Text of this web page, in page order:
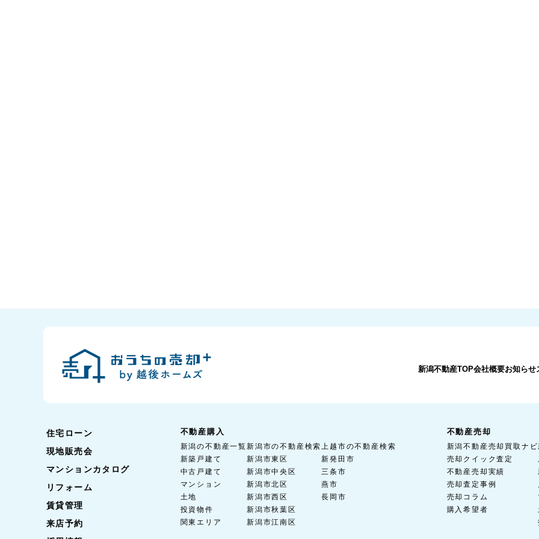
新潟不動産TOP会社概要お知らせ
住宅ローン
現地販売会
マンションカタログ
リフォーム
賃貸管理
来店予約
不動産購入
新潟の不動産一覧
新築戸建て
中古戸建て
マンション
土地
投資物件
関東エリア
新潟市の不動産検索
新潟市東区
新潟市中央区
新潟市北区
新潟市西区
新潟市秋葉区
新潟市江南区
上越市の不動産検索
新発田市
三条市
燕市
長岡市
不動産売却
新潟不動産売却買取ナビ
売却クイック査定
不動産売却実績
売却査定事例
売却コラム
購入希望者